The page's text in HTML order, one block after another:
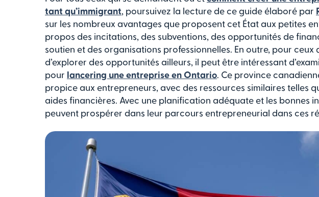
tant qu’immigrant , poursuivez la lecture de ce guide élaboré par
sur les nombreux avantages que proposent cet État aux petites
propos des incitations, des subventions, des opportunités de
soutien et des organisations professionnelles. En outre, pour
d’explorer des opportunités ailleurs, il peut être intéressant
pour lancering une entreprise en Ontario . Ce province
propice aux entrepreneurs, avec des ressources similaires telles
aides financières. Avec une planification adéquate et les bonnes
peuvent prospérer dans leur parcours entrepreneurial dans ces